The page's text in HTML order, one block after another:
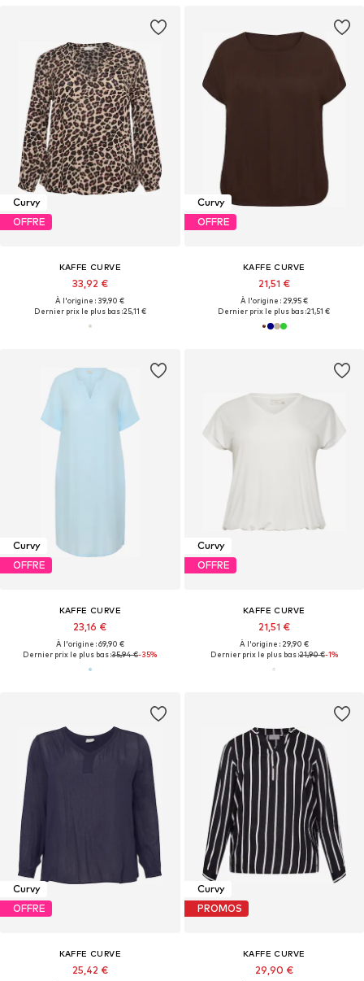
Curvy
OFFRE
KAFFE CURVE
33,92 €
À l'origine : 39,90 €
Dernier prix le plus bas :25,11 €
Curvy
OFFRE
KAFFE CURVE
21,51 €
À l'origine : 29,95 €
Dernier prix le plus bas :21,51 €
Curvy
OFFRE
KAFFE CURVE
23,16 €
À l'origine : 69,90 €
Dernier prix le plus bas :35,94 €-35%
Curvy
OFFRE
KAFFE CURVE
21,51 €
À l'origine : 29,90 €
Dernier prix le plus bas :21,90 €-1%
Curvy
OFFRE
KAFFE CURVE
25,42 €
Curvy
PROMOS
KAFFE CURVE
29,90 €